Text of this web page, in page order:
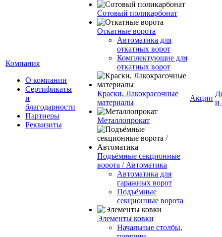
Компания
О компании
Сертификаты
и
благодарности
Партнеры
Реквизиты
Сотовый поликарбонат
Откатные ворота
Автоматика для
откатных ворот
Комплектующие для
откатных ворот
Краски, Лакокрасочные
материалы
Металлопрокат
Подъёмные секционные
ворота / Автоматика
Автоматика для
гаражных ворот
Подъёмные
секционные ворота
Элементы ковки
Начальные столбы,
Акции
и